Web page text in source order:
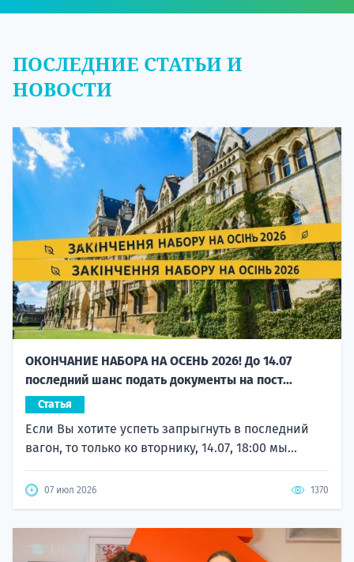
ПОСЛЕДНИЕ СТАТЬИ И
НОВОСТИ
ОКОНЧАНИЕ НАБОРА НА ОСЕНЬ 2026! До 14.07
последний шанс подать документы на пост...
Статья
Если Вы хотите успеть запрыгнуть в последний
вагон, то только ко вторнику, 14.07, 18:00 мы...
07 июл 2026 1370